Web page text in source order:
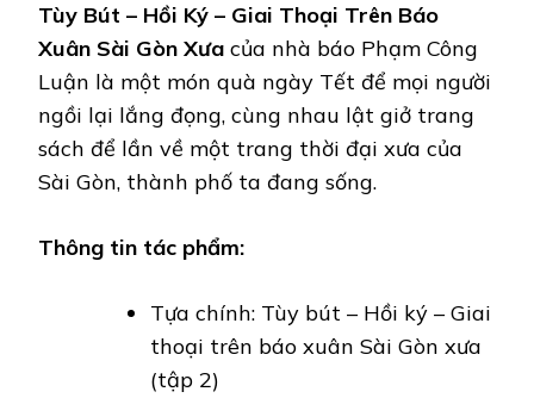
Tùy Bút – Hồi Ký – Giai Thoại Trên Báo
Xuân Sài Gòn Xưa của nhà báo Phạm Công
Luận là một món quà ngày Tết để mọi người
ngồi lại lắng đọng, cùng nhau lật giở trang
sách để lần về một trang thời đại xưa của
Sài Gòn, thành phố ta đang sống.
Thông tin tác phẩm:
Tựa chính: Tùy bút – Hồi ký – Giai
thoại trên báo xuân Sài Gòn xưa
(tập 2)